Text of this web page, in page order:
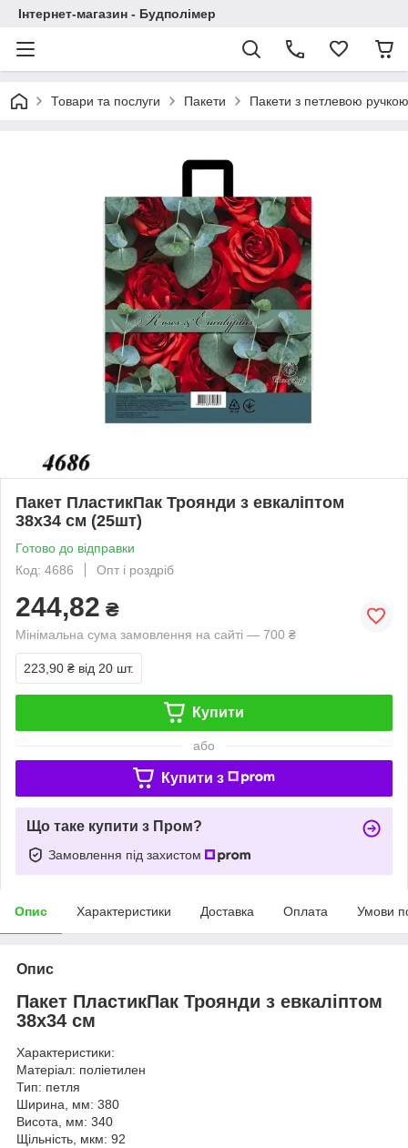
Інтернет-магазин - Будполімер
Товари та послуги Пакети Пакети з петлевою ручкою
Пакет ПластикПак Троянди з евкаліптом
38х34 см (25шт)
Готово до відправки
Код: 4686
Опт і роздріб
244,82 ₴
Мінімальна сума замовлення на сайті — 700 ₴
223,90 ₴ від 20 шт.
Купити
або
Купити з
Що таке купити з Пром?
Замовлення під захистом
Опис Характеристики Доставка Оплата Умови
Опис
Пакет ПластикПак Троянди з евкаліптом
38х34 см
Характеристики:
Матеріал: поліетилен
Тип: петля
Ширина, мм: 380
Висота, мм: 340
Щільність, мкм: 92